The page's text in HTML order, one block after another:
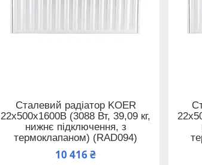
Сталевий радіатор KOER
22x500x1600B (3088 Вт, 39,09 кг,
нижнє підключення, з
термоклапаном) (RAD094)
10 416 ₴